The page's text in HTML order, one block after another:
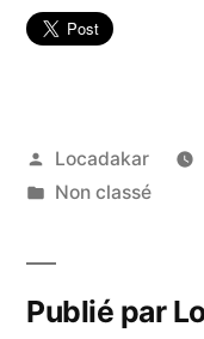
Publié
par
Locadakar
Publié
Non classé
Publié par